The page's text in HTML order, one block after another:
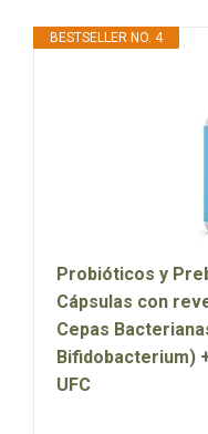
BESTSELLER NO. 4
Probióticos y
Cápsulas con
Cepas
Bifidobacterium)
UFC